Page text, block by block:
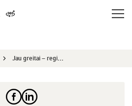
Jau greitai – registracija į tarpuniversitetiniu...